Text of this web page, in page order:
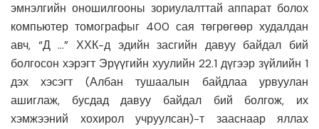
эмнэлгийн оношилгооны зориулалттай аппарат болох
компьютер томографыг 400 сая төгрөгөөр худалдан
авч, “Д …” ХХК-д эдийн засгийн давуу байдал бий
болгосон хэрэгт Эрүүгийн хуулийн 22.1 дүгээр зүйлийн 1
дэх хэсэгт (Албан тушаалын байдлаа урвуулан
ашиглаж, бусдад давуу байдал бий болгож, их
хэмжээний хохирол учруулсан)-т зааснаар яллах